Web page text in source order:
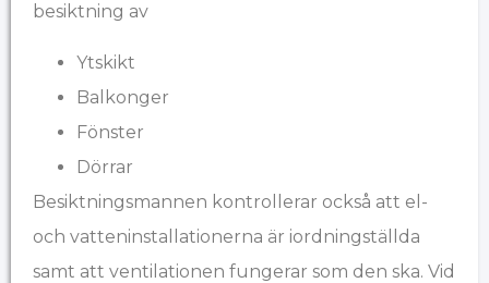
besiktning av
Ytskikt
Balkonger
Fönster
Dörrar
Besiktningsmannen kontrollerar också att el-
och vatteninstallationerna är iordningställda
samt att ventilationen fungerar som den ska. Vid